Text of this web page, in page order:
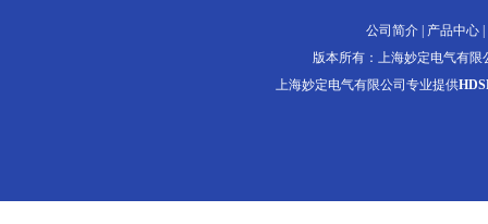
公司简介 产品中心
版本所有：上海妙定电气有
上海妙定电气有限公司专业提供